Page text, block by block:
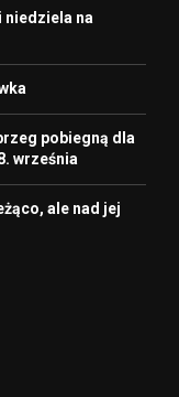
niedziela na
pobiegną dla
września
ale nad jej